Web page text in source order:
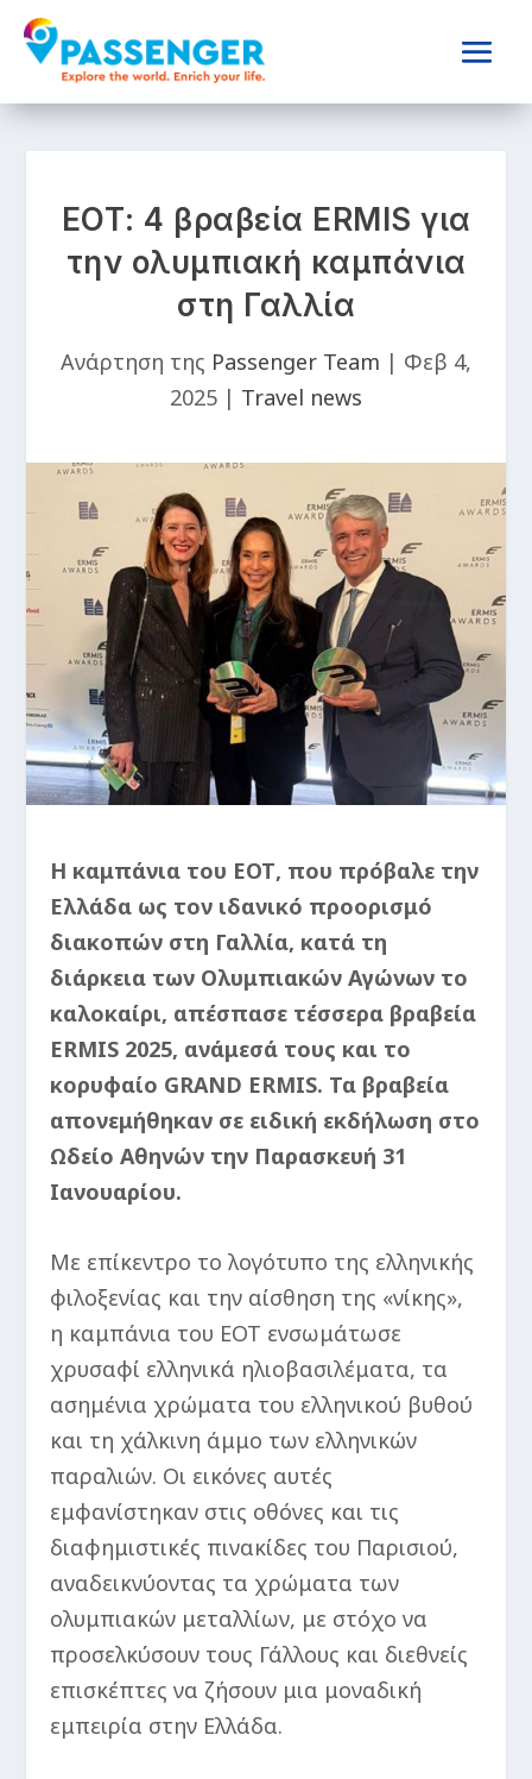
EΟΤ: 4 βραβεία ERMIS για
την ολυμπιακή καμπάνια
στη Γαλλία
Ανάρτηση της Passenger Team | Φεβ 4,
2025 | Travel news
Η καμπάνια του ΕΟΤ, που πρόβαλε την
Ελλάδα ως τον ιδανικό προορισμό
διακοπών στη Γαλλία, κατά τη
διάρκεια των Ολυμπιακών Αγώνων το
καλοκαίρι, απέσπασε τέσσερα βραβεία
ERMIS 2025, ανάμεσά τους και το
κορυφαίο GRAND ERMIS. Τα βραβεία
απονεμήθηκαν σε ειδική εκδήλωση στο
Ωδείο Αθηνών την Παρασκευή 31
Ιανουαρίου.
Με επίκεντρο το λογότυπο της ελληνικής
φιλοξενίας και την αίσθηση της «νίκης»,
η καμπάνια του ΕΟΤ ενσωμάτωσε
χρυσαφί ελληνικά ηλιοβασιλέματα, τα
ασημένια χρώματα του ελληνικού βυθού
και τη χάλκινη άμμο των ελληνικών
παραλιών. Οι εικόνες αυτές
εμφανίστηκαν στις οθόνες και τις
διαφημιστικές πινακίδες του Παρισιού,
αναδεικνύοντας τα χρώματα των
ολυμπιακών μεταλλίων, με στόχο να
προσελκύσουν τους Γάλλους και διεθνείς
επισκέπτες να ζήσουν μια μοναδική
εμπειρία στην Ελλάδα.